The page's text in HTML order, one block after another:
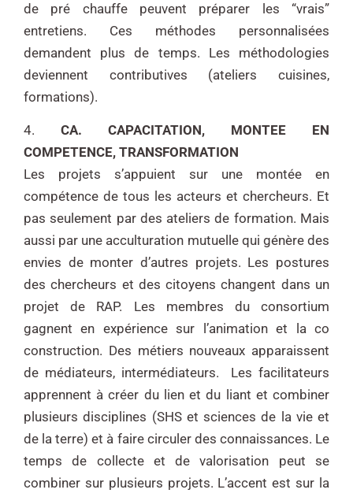
de pré chauffe peuvent préparer les “vrais”
entretiens. Ces méthodes personnalisées
demandent plus de temps. Les méthodologies
deviennent contributives (ateliers cuisines,
formations).
4. CA. CAPACITATION, MONTEE EN
COMPETENCE, TRANSFORMATION
Les projets s’appuient sur une montée en
compétence de tous les acteurs et chercheurs. Et
pas seulement par des ateliers de formation. Mais
aussi par une acculturation mutuelle qui génère des
envies de monter d’autres projets. Les postures
des chercheurs et des citoyens changent dans un
projet de RAP. Les membres du consortium
gagnent en expérience sur l’animation et la co
construction. Des métiers nouveaux apparaissent
de médiateurs, intermédiateurs. Les facilitateurs
apprennent à créer du lien et du liant et combiner
plusieurs disciplines (SHS et sciences de la vie et
de la terre) et à faire circuler des connaissances. Le
temps de collecte et de valorisation peut se
combiner sur plusieurs projets. L’accent est sur la